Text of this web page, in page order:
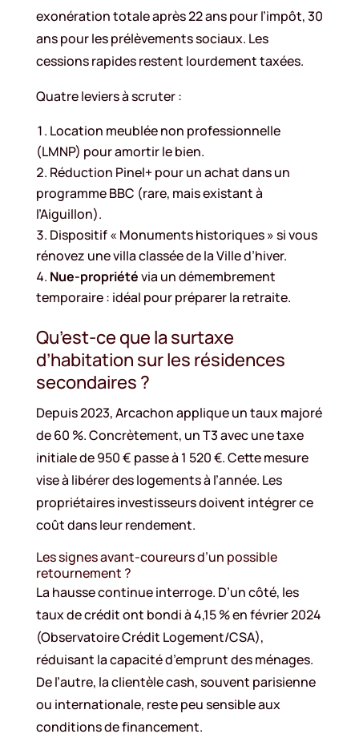
exonération totale après 22 ans pour l’impôt, 30
ans pour les prélèvements sociaux. Les
cessions rapides restent lourdement taxées.
Quatre leviers à scruter :
Location meublée non professionnelle
(LMNP) pour amortir le bien.
Réduction Pinel+ pour un achat dans un
programme BBC (rare, mais existant à
l’Aiguillon).
Dispositif « Monuments historiques » si vous
rénovez une villa classée de la Ville d’hiver.
Nue-propriétévia un démembrement
temporaire : idéal pour préparer la retraite.
Qu’est-ce que la surtaxe
d’habitation sur les résidences
secondaires ?
Depuis 2023, Arcachon applique un taux majoré
de 60 %. Concrètement, un T3 avec une taxe
initiale de 950 € passe à 1 520 €. Cette mesure
vise à libérer des logements à l’année. Les
propriétaires investisseurs doivent intégrer ce
coût dans leur rendement.
Les signes avant-coureurs d’un possible
retournement ?
La hausse continue interroge. D’un côté, les
taux de crédit ont bondi à 4,15 % en février 2024
(Observatoire Crédit Logement/CSA),
réduisant la capacité d’emprunt des ménages.
De l’autre, la clientèle cash, souvent parisienne
ou internationale, reste peu sensible aux
conditions de financement.